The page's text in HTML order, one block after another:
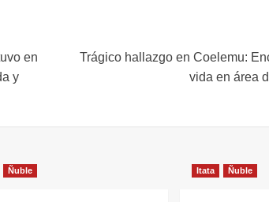
en
y
Trágico hallazgo en Coelemu:
vida en área
Ñuble Itata Ñuble